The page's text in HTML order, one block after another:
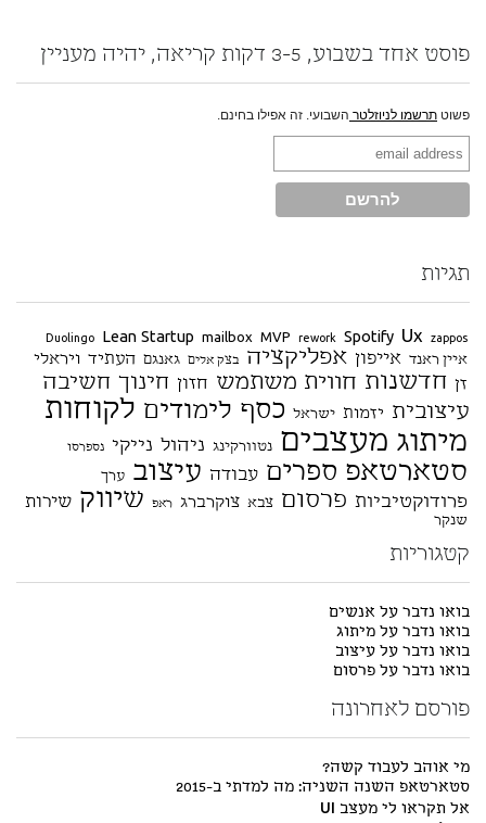
פוסט אחד בשבוע, 3-5 דקות קריאה, יהיה מעניין
פשוט תרשמו לניוזלטר השבועי. זה אפילו בחינם.
תגיות
Duolingo Lean Startup mailbox MVP rework Spotify Ux zappos
איין ראנד אייפון אפליקציה בצק אלים גאנגם העתיד ויראלי
זן חדשנות חווית משתמש חזון חינוך חשיבה
עיצובית יזמות ישראל כסף לימודים לקוחות
מיתוג מעצבים נטוורקינג ניהול נייקי נספרסו
סטארטאפ ספרים עבודה עיצוב ערך
פרודוקטיביות פרסום צבא צוקרברג ראפ שיווק שירות
שנקר
קטגוריות
בואו נדבר על אנשים
בואו נדבר על מיתוג
בואו נדבר על עיצוב
בואו נדבר על פרסום
פורסם לאחרונה
מי אוהב לעבוד קשה?
סטארטאפ השנה השניה: מה למדתי ב-2015
אל תקראו לי מעצב UI